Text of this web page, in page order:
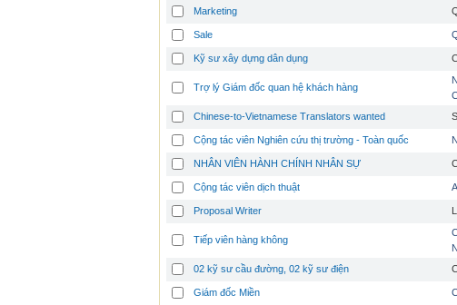
Marketing
Sale
Kỹ sư xây dựng dân dụng
Trợ lý Giám đốc quan hệ khách hàng
Chinese-to-Vietnamese Translators wanted
Cộng tác viên Nghiên cứu thị trường - Toàn quốc
NHÂN VIÊN HÀNH CHÍNH NHÂN SỰ
Cộng tác viên dịch thuật
Proposal Writer
Tiếp viên hàng không
02 kỹ sư cầu đường, 02 kỹ sư điện
Giám đốc Miền